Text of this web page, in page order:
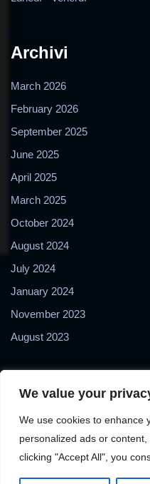
We value your
We use cookies to enhance
personalized ads or
clicking "Accept All", you
Archivi
March 2026
February 2026
September 2025
June 2025
April 2025
March 2025
October 2024
August 2024
July 2024
January 2024
November 2023
August 2023